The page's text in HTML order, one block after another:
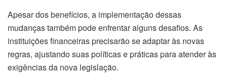
Apesar dos benefícios, a implementação dessas
mudanças também pode enfrentar alguns desafios. As
instituições financeiras precisarão se adaptar às novas
regras, ajustando suas políticas e práticas para atender às
exigências da nova legislação.